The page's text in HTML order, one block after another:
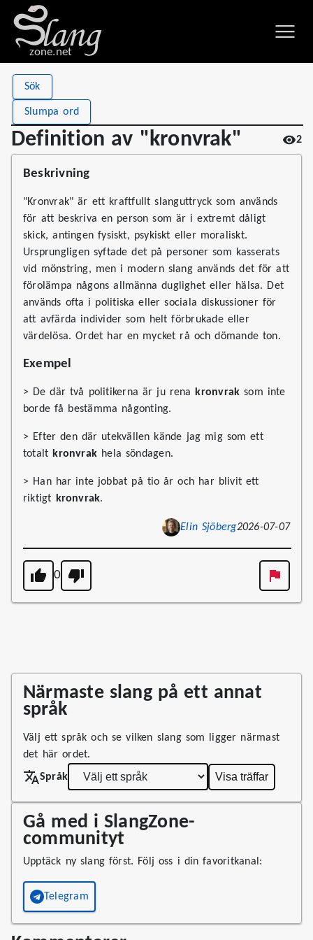
zone.net
Sök
Slumpa ord
Definition av "kronvrak" 2
Definition av "kronvrak"
Stat
Views
Definitions 1
Beskrivning
"Kronvrak" är ett kraftfullt slanguttryck som används
för att beskriva en person som är i extremt dåligt
skick, antingen fysiskt, psykiskt eller moraliskt.
Ursprungligen syftade det på personer som kasserats
vid mönstring, men i modern slang används det för att
förolämpa någons allmänna duglighet eller hälsa. Det
används ofta i politiska eller sociala diskussioner för
att avfärda individer som helt förbrukade eller
värdelösa. Ordet har en mycket rå och dömande ton.
Exempel
> De där två politikerna är ju rena kronvrak som inte
borde få bestämma någonting.
> Efter den där utekvällen kände jag mig som ett
totalt kronvrak hela söndagen.
> Han har inte jobbat på tio år och har blivit ett
riktigt kronvrak.
Elin Sjöberg2026-07-07
0
Närmaste slang på ett annat
språk
Välj ett språk och se vilken slang som ligger närmast
det här ordet.
Språk
Visa träffar
Gå med i SlangZone-
communityt
Upptäck ny slang först. Följ oss i din favoritkanal:
Telegram